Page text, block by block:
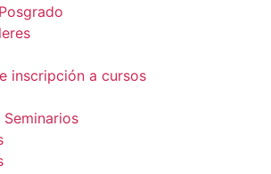
inscripción a cursos